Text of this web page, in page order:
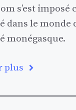
s’est imposé
dans le monde
monégasque.
plus